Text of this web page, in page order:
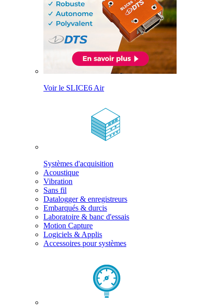
Voir le SLICE6 Air
Systèmes d'acquisition
Acoustique
Vibration
Sans fil
Datalogger & enregistreurs
Embarqués & durcis
Laboratoire & banc d'essais
Motion Capture
Logiciels & Applis
Accessoires pour systèmes